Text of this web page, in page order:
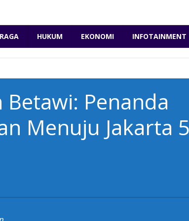
HUKUM EKONOMI INFOTAINMENT
Penanda
Menuju Jakarta